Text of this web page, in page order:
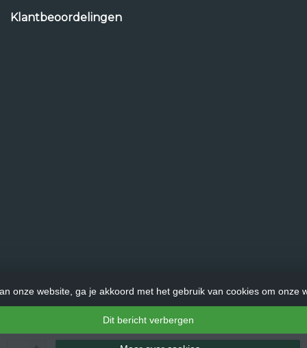
Klantbeoordelingen
onze website, ga je akkoord met het gebruik van cookies om onze
Dit bericht verbergen
© Copyright 2026 LadderHulp.nl - Theme byFrontlabel